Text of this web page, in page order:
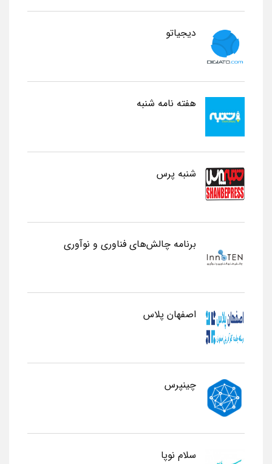
دیجیاتو
هفته نامه شنبه
شنبه پرس
برنامه چالش‌های فناوری و نوآوری
اصفهان پلاس
چینپرس
سلام نوپا